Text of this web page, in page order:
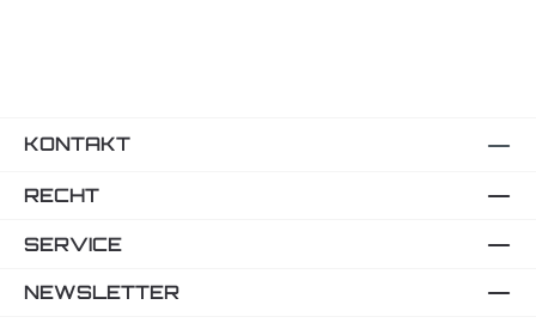
KONTAKT
RECHT
SERVICE
NEWSLETTER